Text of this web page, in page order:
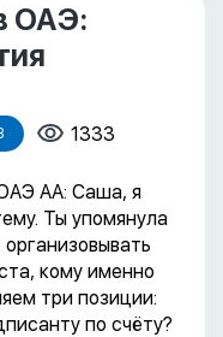
ОАЭ:
1333
АА: Саша, я
Ты упомянула
кому именно
три позиции:
по счёту?